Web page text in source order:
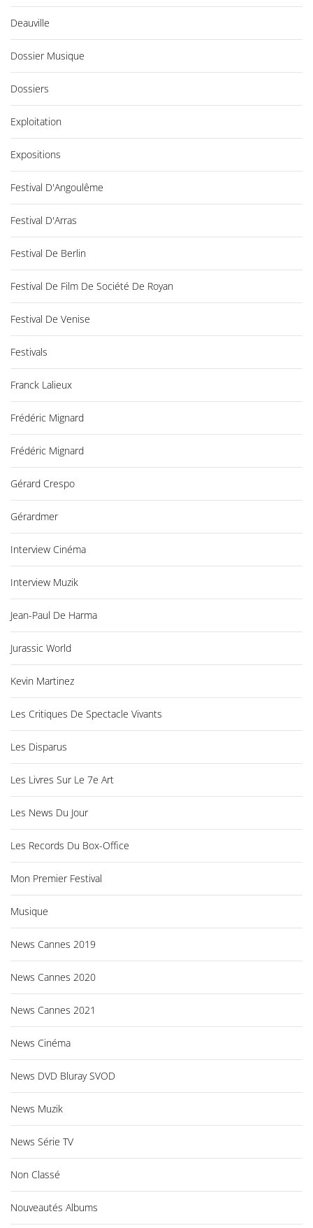
Deauville
Dossier Musique
Dossiers
Exploitation
Expositions
Festival D'Angoulême
Festival D'Arras
Festival De Berlin
Festival De Film De Société De Royan
Festival De Venise
Festivals
Franck Lalieux
Frédéric Mignard
Frédéric Mignard
Gérard Crespo
Gérardmer
Interview Cinéma
Interview Muzik
Jean-Paul De Harma
Jurassic World
Kevin Martinez
Les Critiques De Spectacle Vivants
Les Disparus
Les Livres Sur Le 7e Art
Les News Du Jour
Les Records Du Box-Office
Mon Premier Festival
Musique
News Cannes 2019
News Cannes 2020
News Cannes 2021
News Cinéma
News DVD Bluray SVOD
News Muzik
News Série TV
Non Classé
Nouveautés Albums